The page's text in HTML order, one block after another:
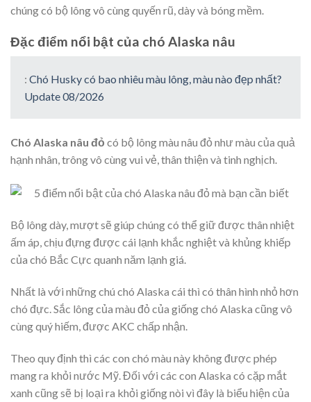
chúng có bộ lông vô cùng quyến rũ, dày và bóng mềm.
Đặc điểm nổi bật của chó Alaska nâu
: Chó Husky có bao nhiêu màu lông, màu nào đẹp nhất?
Update 08/2026
Chó Alaska nâu đỏ có bộ lông màu nâu đỏ như màu của quả
hạnh nhân, trông vô cùng vui vẻ, thân thiện và tinh nghịch.
Bộ lông dày, mượt sẽ giúp chúng có thể giữ được thân nhiệt
ấm áp, chịu đựng được cái lạnh khắc nghiệt và khủng khiếp
của chó Bắc Cực quanh năm lạnh giá.
Nhất là với những chú chó Alaska cái thì có thân hình nhỏ hơn
chó đực. Sắc lông của màu đỏ của giống chó Alaska cũng vô
cùng quý hiếm, được AKC chấp nhận.
Theo quy định thì các con chó màu này không được phép
mang ra khỏi nước Mỹ. Đối với các con Alaska có cặp mắt
xanh cũng sẽ bị loại ra khỏi giống nòi vì đây là biểu hiện của